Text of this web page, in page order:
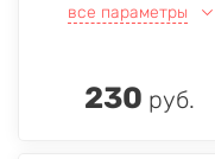
все параметры
230 руб.